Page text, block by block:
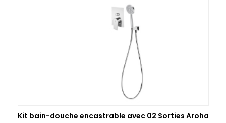
Kit bain-douche encastrable avec 02 Sorties Aroha